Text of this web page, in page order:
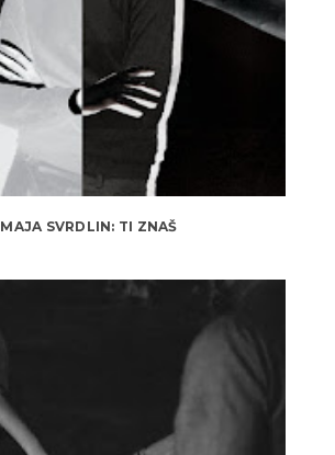
MAJA SVRDLIN: TI ZNAŠ